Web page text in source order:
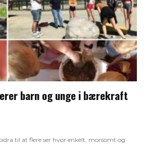
barn og unge i bærekraft
til at flere ser hvor enkelt, morsomt og